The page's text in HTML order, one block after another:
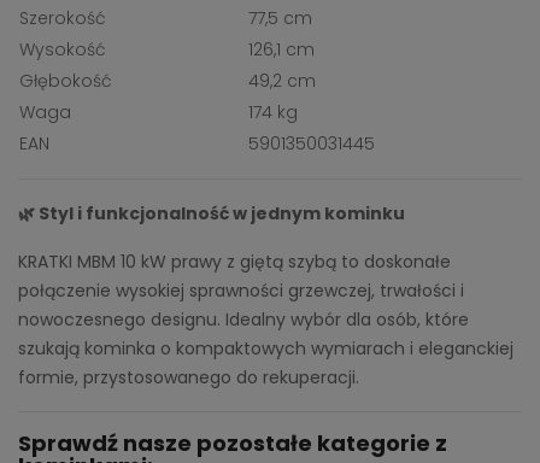
Szerokość
77,5 cm
Wysokość
126,1 cm
Głębokość
49,2 cm
Waga
174 kg
EAN
5901350031445
🌿 Styl i funkcjonalność w jednym kominku
KRATKI MBM 10 kW prawy z giętą szybą to doskonałe
połączenie wysokiej sprawności grzewczej, trwałości i
nowoczesnego designu. Idealny wybór dla osób, które
szukają kominka o kompaktowych wymiarach i eleganckiej
formie, przystosowanego do rekuperacji.
Sprawdź nasze pozostałe kategorie z